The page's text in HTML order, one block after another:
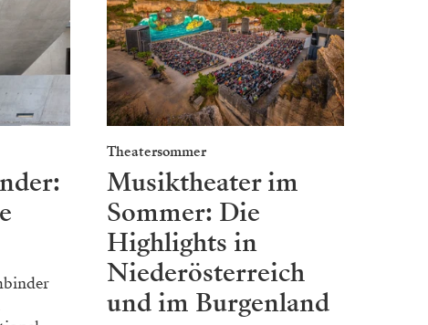
Theatersommer
Musiktheater im
Sommer: Die
Highlights in
Niederösterreich
und im Burgenland